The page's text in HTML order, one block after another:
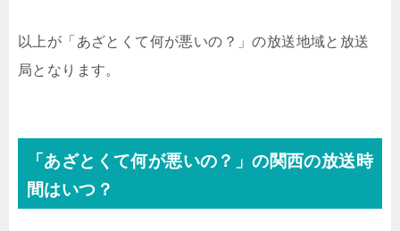
以上が「あざとくて何が悪いの？」の放送地域と放送
局となります。
「あざとくて何が悪いの？」の関西の放送時
間はいつ？